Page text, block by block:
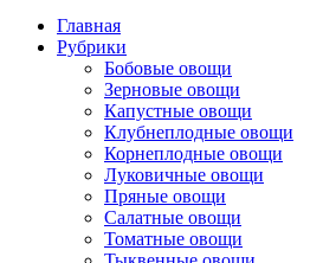
Главная
Рубрики
Бобовые овощи
Зерновые овощи
Капустные овощи
Клубнеплодные овощи
Корнеплодные овощи
Луковичные овощи
Пряные овощи
Салатные овощи
Томатные овощи